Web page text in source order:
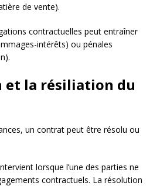
de vente).
contractuelles peut entraîner
intérêts) ou pénales
et la résiliation du
un contrat peut être résolu ou
lorsque l’une des parties ne
contractuels. La résolution